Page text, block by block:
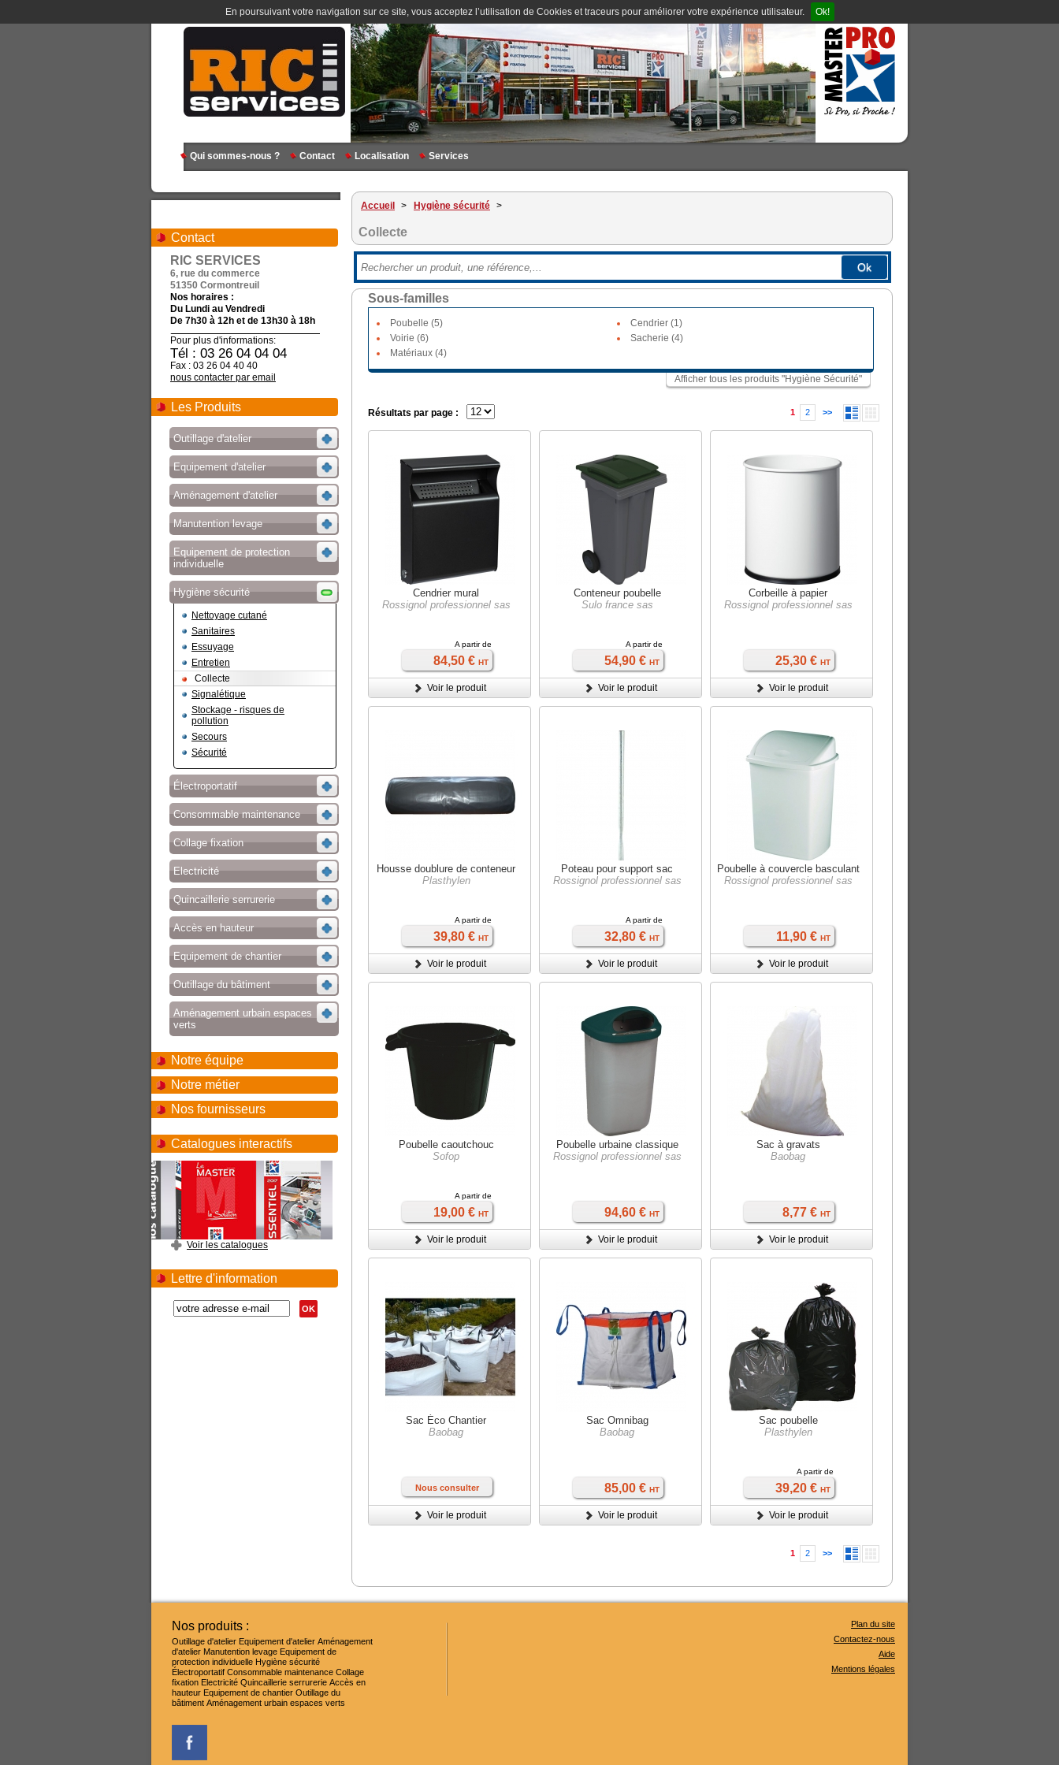
En poursuivant votre navigation sur ce site, vous acceptez l’utilisation de Cookies et traceurs pour améliorer votre expérience utilisateur. Ok!
Qui sommes-nous ? Contact Localisation Services
Contact
RIC SERVICES
6, rue du commerce
51350 Cormontreuil
Nos horaires :
Du Lundi au Vendredi
De 7h30 à 12h et de 13h30 à 18h
Pour plus d'informations:
Tél : 03 26 04 04 04
Fax : 03 26 04 40 40
nous contacter par email
Les Produits
Outillage d'atelier
Equipement d'atelier
Aménagement d'atelier
Manutention levage
Equipement de protection
individuelle
Hygiène sécurité
Nettoyage cutané
Sanitaires
Essuyage
Entretien
Collecte
Signalétique
Stockage - risques de
pollution
Secours
Sécurité
Électroportatif
Consommable maintenance
Collage fixation
Electricité
Quincaillerie serrurerie
Accès en hauteur
Equipement de chantier
Outillage du bâtiment
Aménagement urbain espaces
verts
Notre équipe
Notre métier
Nos fournisseurs
Catalogues interactifs
Voir les catalogues
Lettre d'information
OK
Accueil > Hygiène sécurité >
Collecte
Ok
Sous-familles
Poubelle (5)
Cendrier (1)
Voirie (6)
Sacherie (4)
Matériaux (4)
Afficher tous les produits "Hygiène Sécurité"
Résultats par page : 1 2 >>
Cendrier mural
Rossignol professionnel sas
A partir de
84,50 € HT
Voir le produit
Conteneur poubelle
Sulo france sas
A partir de
54,90 € HT
Voir le produit
Corbeille à papier
Rossignol professionnel sas
25,30 € HT
Voir le produit
Housse doublure de conteneur
Plasthylen
A partir de
39,80 € HT
Voir le produit
Poteau pour support sac
Rossignol professionnel sas
A partir de
32,80 € HT
Voir le produit
Poubelle à couvercle basculant
Rossignol professionnel sas
11,90 € HT
Voir le produit
Poubelle caoutchouc
Sofop
A partir de
19,00 € HT
Voir le produit
Poubelle urbaine classique
Rossignol professionnel sas
94,60 € HT
Voir le produit
Sac à gravats
Baobag
8,77 € HT
Voir le produit
Sac Éco Chantier
Baobag
Nous consulter
Voir le produit
Sac Omnibag
Baobag
85,00 € HT
Voir le produit
Sac poubelle
Plasthylen
A partir de
39,20 € HT
Voir le produit
1 2 >>
Plan du site
Contactez-nous
Aide
Mentions légales
Nos produits :
Outillage d'atelier Equipement d'atelier Aménagement
d'atelier Manutention levage Equipement de
protection individuelle Hygiène sécurité
Électroportatif Consommable maintenance Collage
fixation Electricité Quincaillerie serrurerie Accès en
hauteur Equipement de chantier Outillage du
bâtiment Aménagement urbain espaces verts